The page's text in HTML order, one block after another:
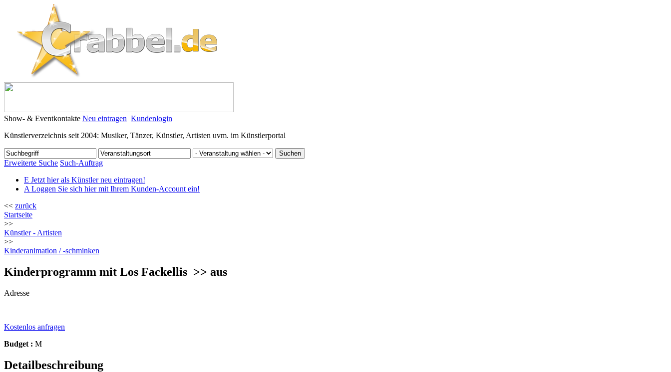
Show- & Eventkontakte Neu eintragen Kundenlogin
Künstlerverzeichnis seit 2004: Musiker, Tänzer, Künstler, Artisten uvm. im Künstlerportal
Erweiterte Suche Such-Auftrag
E Jetzt hier als Künstler neu eintragen!
A Loggen Sie sich hier mit Ihrem Kunden-Account ein!
<< zurück
Startseite
>>
Künstler - Artisten
>>
Kinderanimation / -schminken
Kinderprogramm mit Los Fackellis >> aus
Adresse
Kostenlos anfragen
Budget : M
Detailbeschreibung